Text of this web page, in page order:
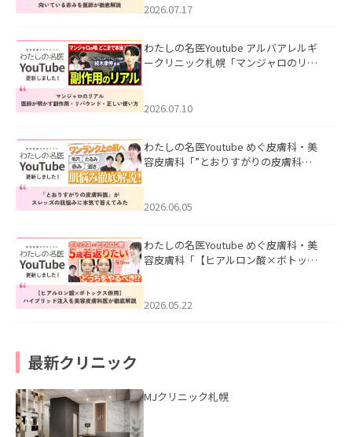
した。
2026.07.17
わたしの名医Youtube アルバアレルギ
ークリニック札幌「マンジャロのリア
た。
2026.07.10
わたしの名医Youtube めぐ皮膚科・美
容皮膚科「”とおりすがりの皮膚科
2026.06.05
わたしの名医Youtube めぐ皮膚科・美
容皮膚科「【ヒアルロン酸×ボトック
た。
2026.05.22
最新クリニック
MJクリニック札幌